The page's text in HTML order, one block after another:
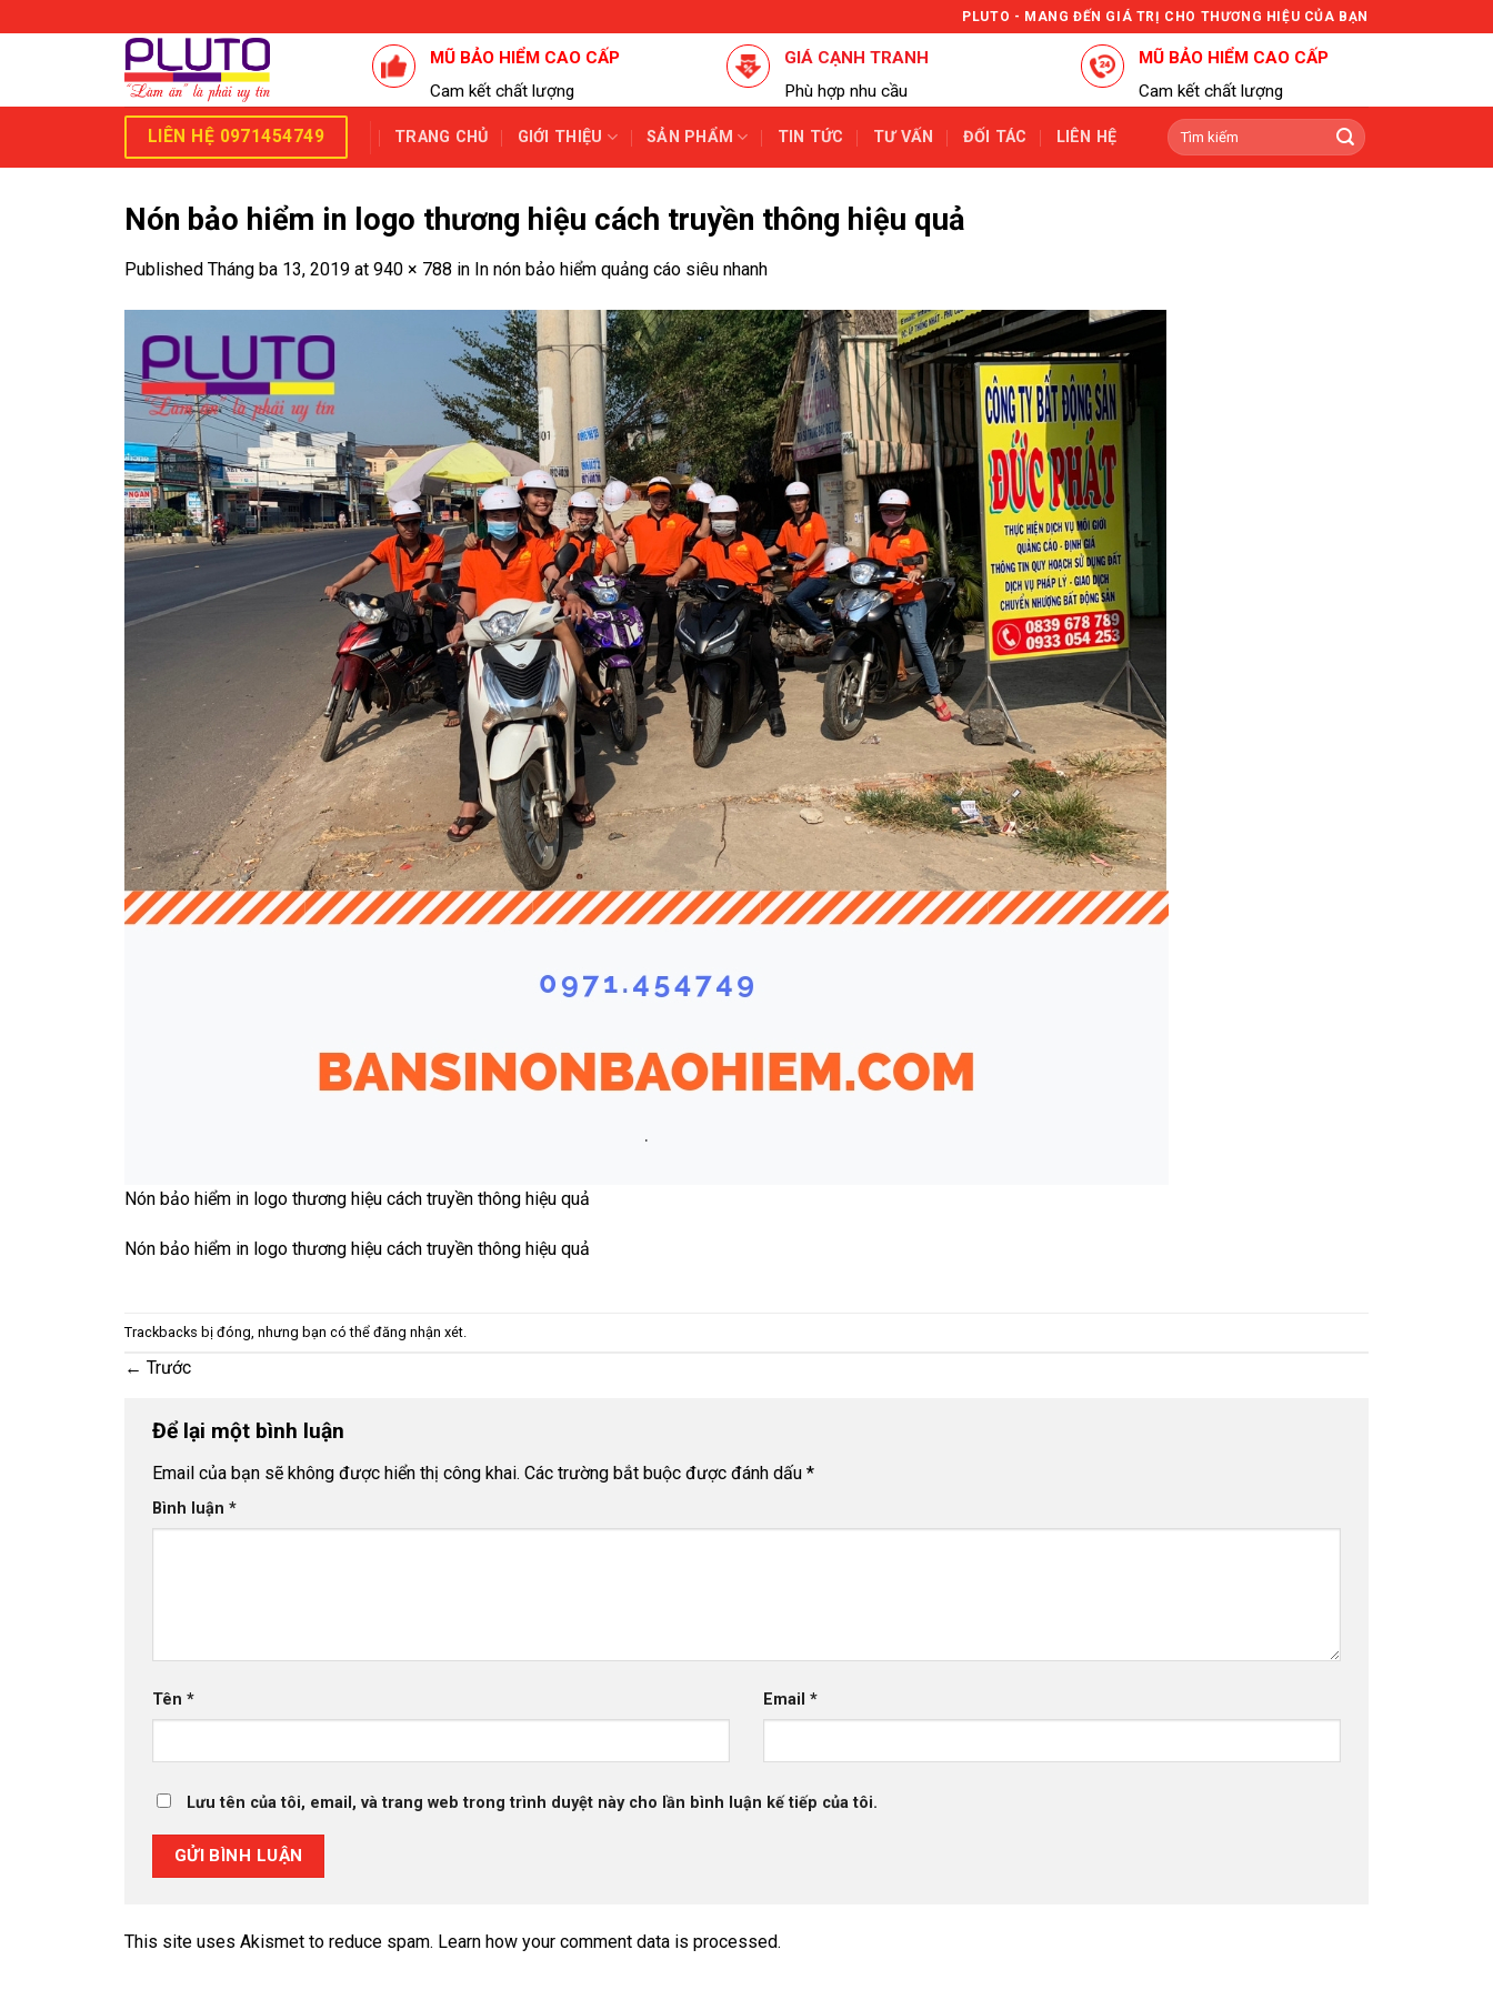
to
PLUTO - MANG ĐẾN GIÁ TRỊ CHO THƯƠNG HIỆU CỦA BẠN
MŨ BẢO HIỂM CAO CẤP
Cam kết chất lượng
GIÁ CẠNH TRANH
Phù hợp nhu cầu
MŨ BẢO HIỂM CAO CẤP
Cam kết chất lượng
LIÊN HỆ 0971454749 TRANG CHỦ GIỚI THIỆU SẢN PHẨM TIN TỨC TƯ VẤN ĐỐI TÁC LIÊN HỆ
Tìm
kiếm:
Nón bảo hiểm in logo thương hiệu cách truyền thông hiệu quả
Published Tháng ba 13, 2019 at 940 × 788 in In nón bảo hiểm quảng cáo siêu nhanh
Nón bảo hiểm in logo thương hiệu cách truyền thông hiệu quả
Nón bảo hiểm in logo thương hiệu cách truyền thông hiệu quả
Trackbacks bị đóng, nhưng bạn có thể đăng nhận xét
← Trước
Để lại một bình luận
Email của bạn sẽ không được hiển thị công khai. Các trường bắt buộc được đánh dấu *
Bình luận *
Tên * Email *
Lưu tên của tôi, email, và trang web trong trình duyệt này cho lần bình luận kế tiếp của tôi.
This site uses Akismet to reduce spam. Learn how your comment data is processed.